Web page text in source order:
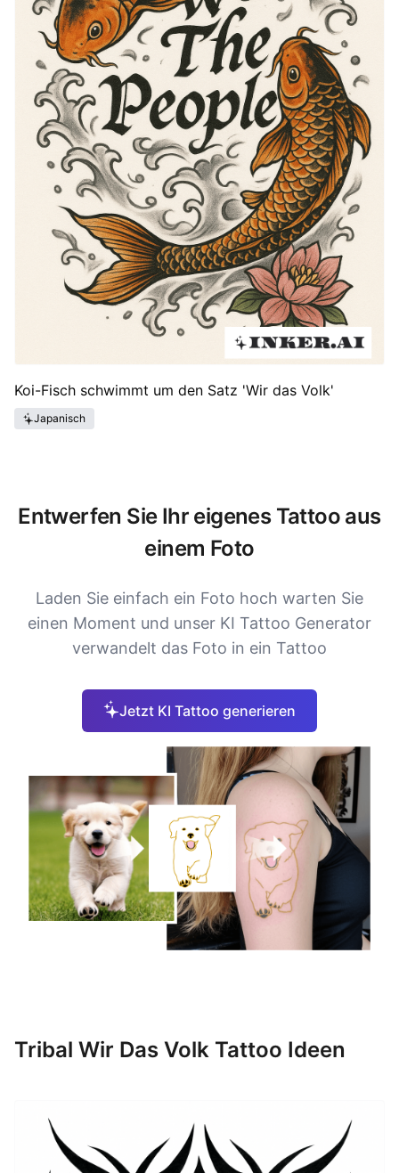
Koi-Fisch schwimmt um den Satz 'Wir das Volk'
Japanisch
Entwerfen Sie Ihr eigenes Tattoo aus
einem Foto
Laden Sie einfach ein Foto hoch warten Sie
einen Moment und unser KI Tattoo Generator
verwandelt das Foto in ein Tattoo
Jetzt KI Tattoo generieren
Tribal Wir Das Volk Tattoo Ideen